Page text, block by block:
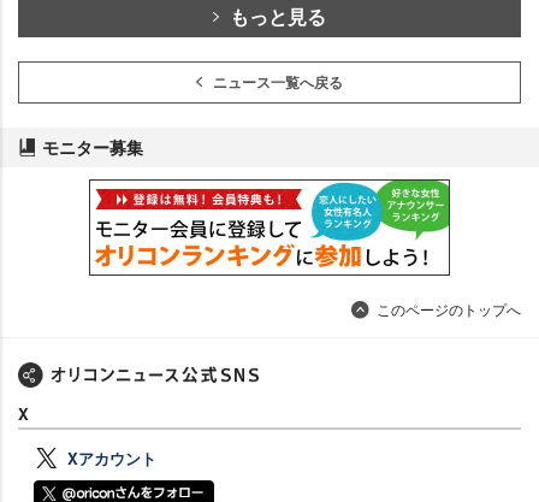
もっと見る
ニュース一覧へ戻る
モニター募集
このページのトップへ
X
Xアカウント